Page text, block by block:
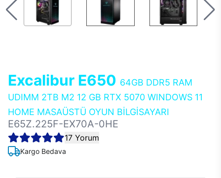
Excalibur E650 64GB DDR5 RAM
UDIMM 2TB M2 12 GB RTX 5070 WINDOWS 11
HOME MASAÜSTÜ OYUN BİLGİSAYARI
E65Z.225F-EX70A-0HE
17 Yorum
Kargo Bedava